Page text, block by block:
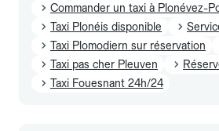
Commander un taxi à Plonévez-
Taxi Plonéis disponible
Taxi Plomodiern sur réservation
Taxi pas cher Pleuven
Taxi Fouesnant 24h/24